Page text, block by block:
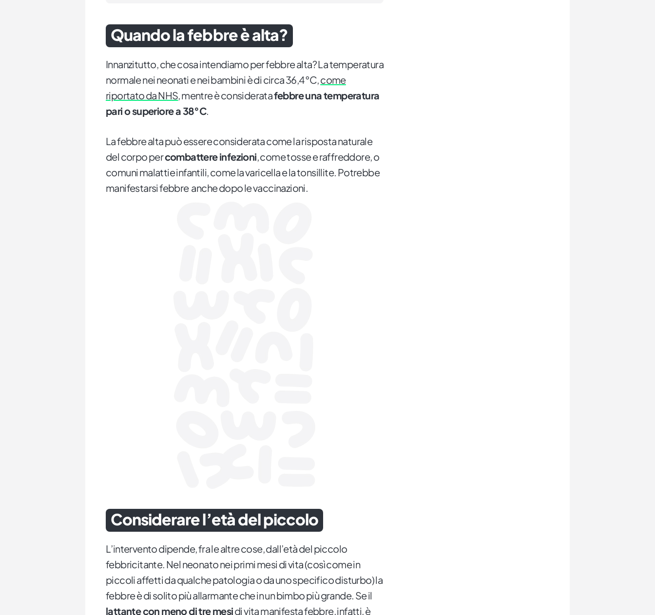
Quando la febbre è alta?
Innanzitutto, che cosa intendiamo per febbre alta? La temperatura
normale nei neonati e nei bambini è di circa 36,4°C,come
riportato da NHS, mentre è consideratafebbre una temperatura
pari o superiore a 38°C.
La febbre alta può essere considerata come la risposta naturale
del corpo percombattere infezioni, come tosse e raffreddore, o
comuni malattie infantili, come la varicella e la tonsillite. Potrebbe
manifestarsi febbre anche dopo le vaccinazioni.
Considerare l’età del piccolo
L’intervento dipende, fra le altre cose, dall’età del piccolo
febbricitante. Nel neonato nei primi mesi di vita (così come in
piccoli affetti da qualche patologia o da uno specifico disturbo) la
febbre è di solito più allarmante che in un bimbo più grande. Se il
lattante con meno di tre mesidi vita manifesta febbre, infatti, è